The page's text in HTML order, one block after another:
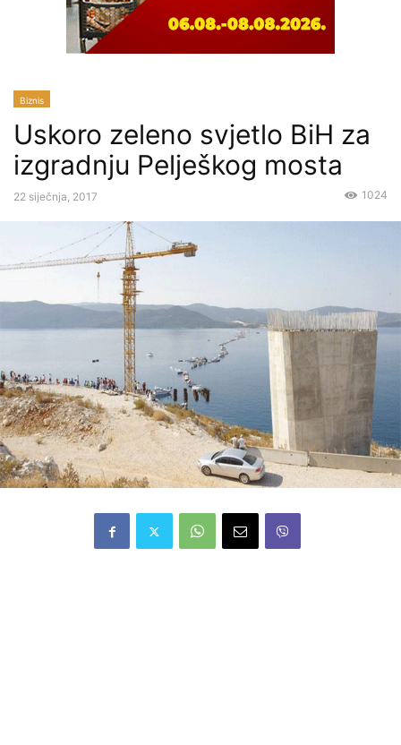
Biznis
Uskoro zeleno svjetlo BiH za
izgradnju Pelješkog mosta
22 siječnja, 2017 1024